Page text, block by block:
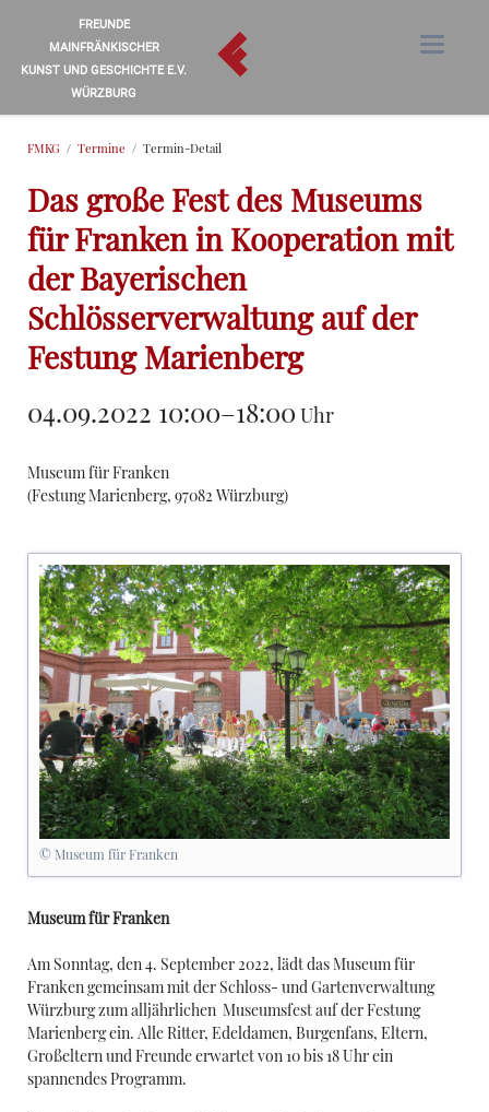
FREUNDE
MAINFRÄNKISCHER
KUNST UND GESCHICHTE E.V.
WÜRZBURG
FMKG Termine Termin-Detail
Das große Fest des Museums
für Franken in Kooperation mit
der Bayerischen
Schlösserverwaltung auf der
Festung Marienberg
04.09.2022 10:00–18:00 Uhr
Museum für Franken
(Festung Marienberg, 97082 Würzburg)
© Museum für Franken
Museum für Franken
Am Sonntag, den 4. September 2022, lädt das Museum für
Franken gemeinsam mit der Schloss- und Gartenverwaltung
Würzburg zum alljährlichen Museumsfest auf der Festung
Marienberg ein. Alle Ritter, Edeldamen, Burgenfans, Eltern,
Großeltern und Freunde erwartet von 10 bis 18 Uhr ein
spannendes Programm.